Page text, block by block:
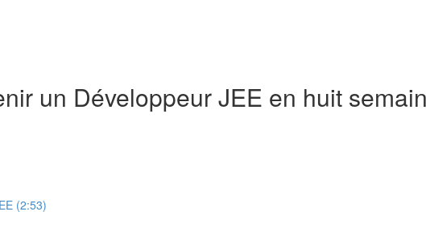
un Développeur JEE en huit
(2:53)